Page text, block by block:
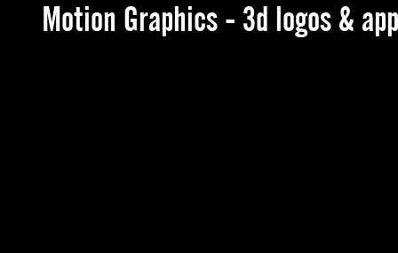
Motion Graphics - 3d logos &